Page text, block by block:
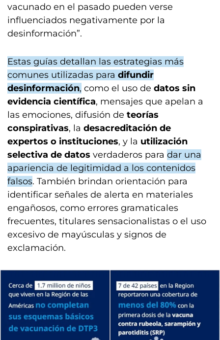
vacunado en el pasado pueden verse
influenciados negativamente por la
desinformación”.
Estas guías detallan las estrategias más
comunes utilizadas para difundir
desinformación, como el uso de datos sin
evidencia científica, mensajes que apelan a
las emociones, difusión de teorías
conspirativas, la desacreditación de
expertos o instituciones, y la utilización
selectiva de datos verdaderos para dar una
apariencia de legitimidad a los contenidos
falsos. También brindan orientación para
identificar señales de alerta en materiales
engañosos, como errores gramaticales
frecuentes, titulares sensacionalistas o el uso
excesivo de mayúsculas y signos de
exclamación.